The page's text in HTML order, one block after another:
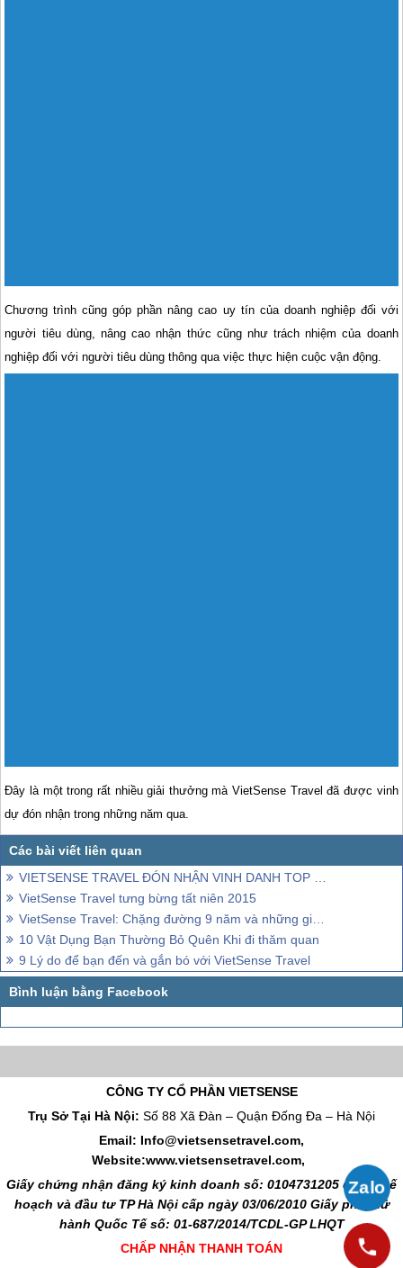
Chương trình cũng góp phần nâng cao uy tín của doanh nghiệp đối với
người tiêu dùng, nâng cao nhận thức cũng như trách nhiệm của doanh
nghiệp đối với người tiêu dùng thông qua việc thực hiện cuộc vận động.
Đây là một trong rất nhiều giải thưởng mà VietSense Travel đã được vinh
dự đón nhận trong những năm qua.
VIETSENSE TRAVEL ĐÓN NHẬN VINH DANH TOP 100 SẢN PHẨM - DỊCH VỤ CHẤT LƯỢNG CAO ASEAN
VietSense Travel tưng bừng tất niên 2015
VietSense Travel: Chặng đường 9 năm và những giải thưởng danh giá
10 Vật Dụng Bạn Thường Bỏ Quên Khi đi thăm quan
9 Lý do để bạn đến và gắn bó với VietSense Travel
CÔNG TY CỔ PHẦN VIETSENSE
Trụ Sở Tại Hà Nội: Số 88 Xã Đàn – Quận Đống Đa – Hà Nội
Email: Info@vietsensetravel.com,
Website:www.vietsensetravel.com,
Giấy chứng nhận đăng ký kinh doanh số: 0104731205 do Sở kế
hoạch và đầu tư TP Hà Nội cấp ngày 03/06/2010 Giấy phép lữ
hành Quốc Tế số: 01-687/2014/TCDL-GP LHQT
CHẤP NHẬN THANH TOÁN